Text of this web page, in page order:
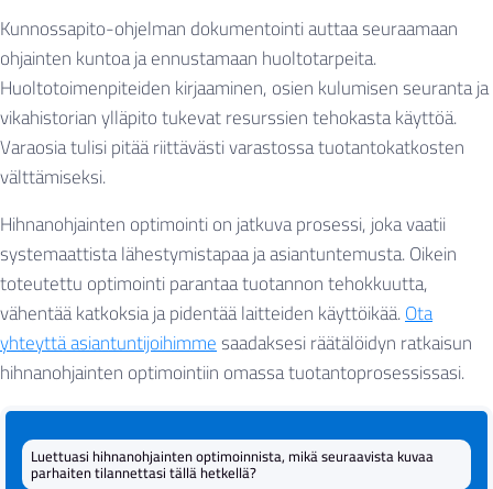
Kunnossapito-ohjelman dokumentointi auttaa seuraamaan
ohjainten kuntoa ja ennustamaan huoltotarpeita.
Huoltotoimenpiteiden kirjaaminen, osien kulumisen seuranta ja
vikahistorian ylläpito tukevat resurssien tehokasta käyttöä.
Varaosia tulisi pitää riittävästi varastossa tuotantokatkosten
välttämiseksi.
Hihnanohjainten optimointi on jatkuva prosessi, joka vaatii
systemaattista lähestymistapaa ja asiantuntemusta. Oikein
toteutettu optimointi parantaa tuotannon tehokkuutta,
vähentää katkoksia ja pidentää laitteiden käyttöikää.Ota
yhteyttä asiantuntijoihimmesaadaksesi räätälöidyn ratkaisun
hihnanohjainten optimointiin omassa tuotantoprosessissasi.
Luettuasi hihnanohjainten optimoinnista, mikä seuraavista kuvaa
parhaiten tilannettasi tällä hetkellä?